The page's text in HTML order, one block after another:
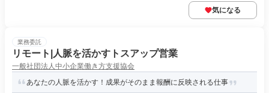
気になる
業務委託
リモート|人脈を活かすトスアップ営業
一般社団法人中小企業働き方支援協会
あなたの人脈を活かす！成果がそのまま報酬に反映される仕事